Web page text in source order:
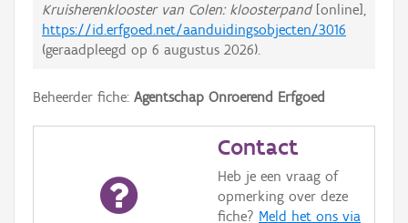
Kruisherenklooster van Colen: kloosterpand[online],
https://id.erfgoed.net/aanduidingsobjecten/3016
(geraadpleegd op 6 augustus 2026).
Beheerder fiche: Agentschap Onroerend Erfgoed
Contact
Heb je een vraag of
opmerking over deze
fiche? Meld het ons via